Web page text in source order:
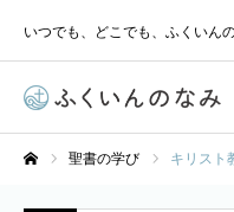
いつでも、どこでも、ふくいん
聖書の学び キリスト